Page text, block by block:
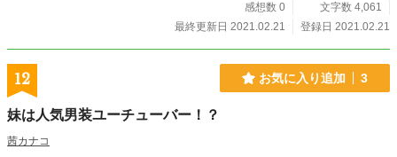
感想数 0
文字数 4,061
最終更新日 2021.02.21
登録日 2021.02.21
12 お気に入り追加 3
妹は人気男装ユーチューバー！？
茜カナコ